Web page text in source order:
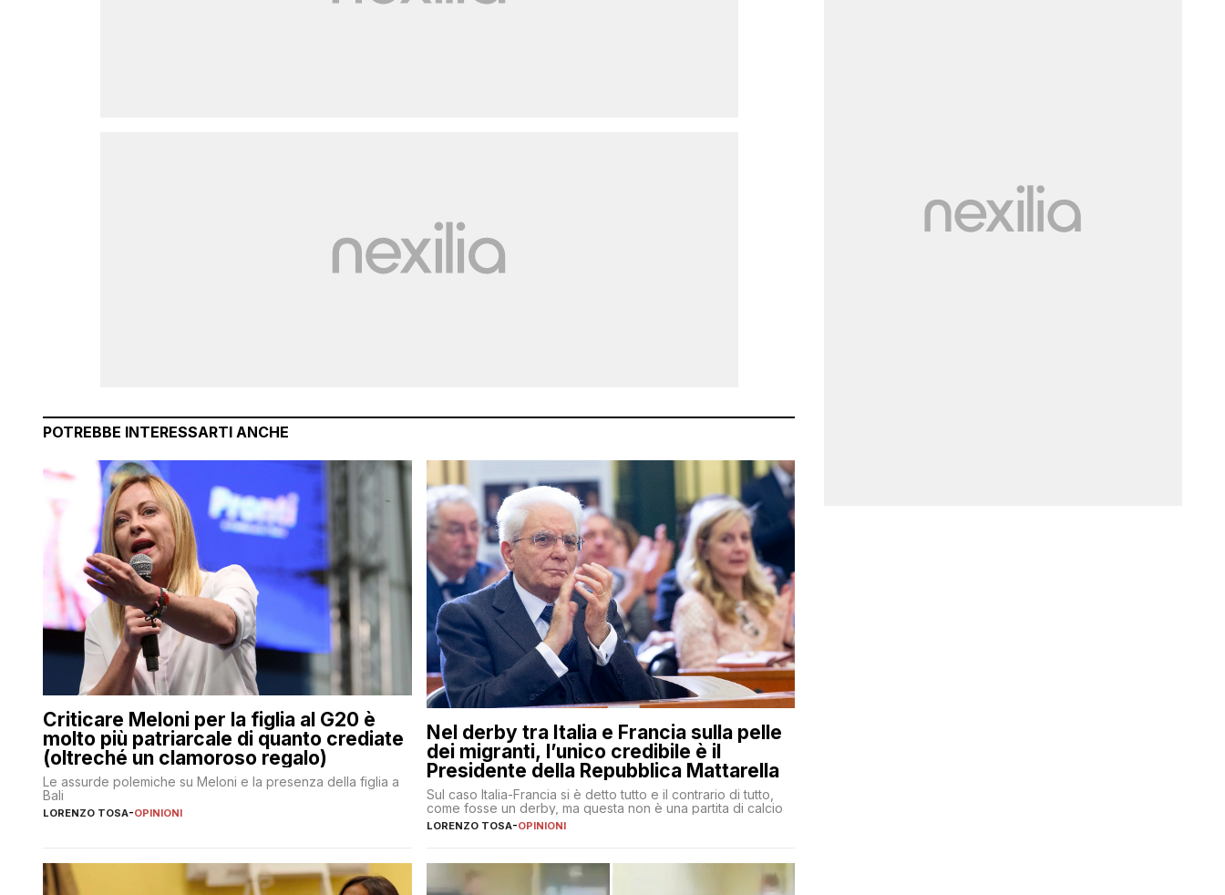
POTREBBE INTERESSARTI ANCHE
Criticare Meloni per la figlia al G20 è
molto più patriarcale di quanto crediate
(oltreché un clamoroso regalo)
Le assurde polemiche su Meloni e la presenza della figlia a
Bali
LORENZO TOSA-OPINIONI
Nel derby tra Italia e Francia sulla pelle
dei migranti, l’unico credibile è il
Presidente della Repubblica Mattarella
Sul caso Italia-Francia si è detto tutto e il contrario di tutto,
come fosse un derby, ma questa non è una partita di calcio
LORENZO TOSA-OPINIONI